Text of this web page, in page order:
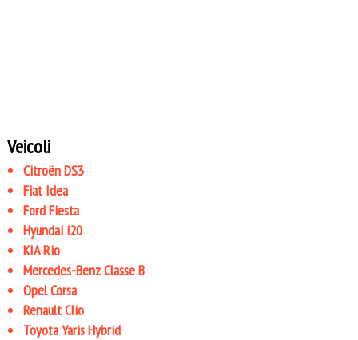
Veicoli
Citroën DS3
Fiat Idea
Ford Fiesta
Hyundai i20
KIA Rio
Mercedes-Benz Classe B
Opel Corsa
Renault Clio
Toyota Yaris Hybrid